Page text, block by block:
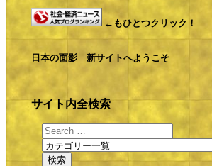
←もひとつクリック！
日本の面影 新サイトへようこそ
サイト内全検索